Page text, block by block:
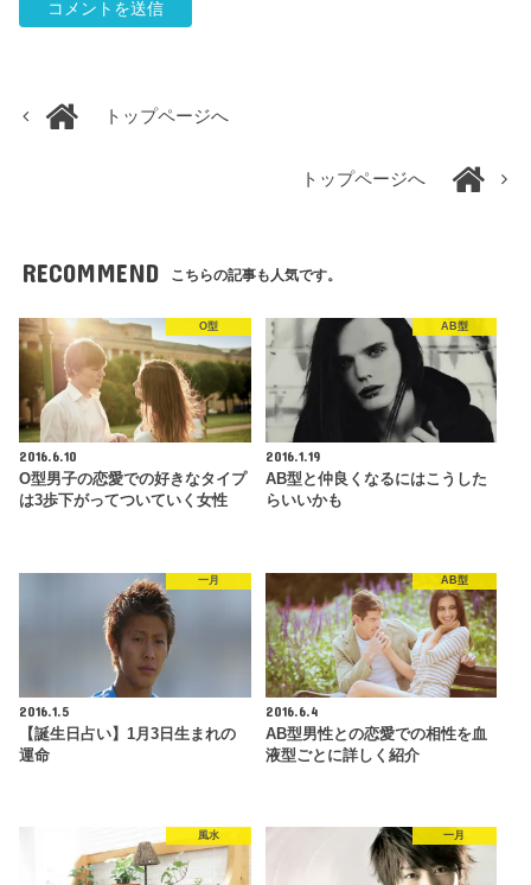
トップページへ
トップページへ
RECOMMEND こちらの記事も人気です。
O型
2016.6.10
O型男子の恋愛での好きなタイプ
は3歩下がってついていく女性
AB型
2016.1.19
AB型と仲良くなるにはこうした
らいいかも
一月
2016.1.5
【誕生日占い】1月3日生まれの
運命
AB型
2016.6.4
AB型男性との恋愛での相性を血
液型ごとに詳しく紹介
風水 一月